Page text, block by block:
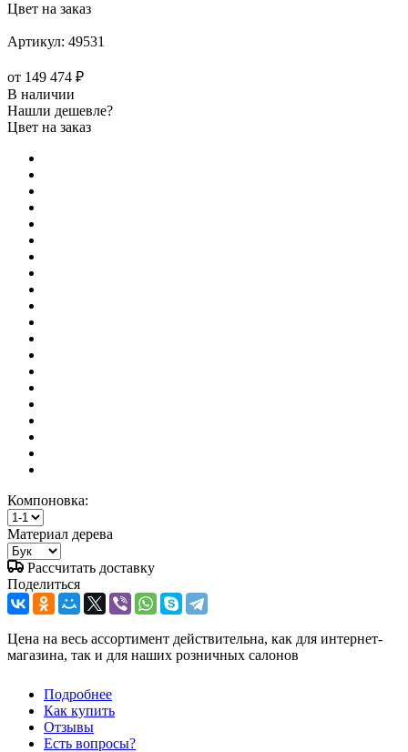
Цвет на заказ
Артикул: 49531
от 149 474 ₽
В наличии
Нашли дешевле?
Цвет на заказ
Компоновка:
Материал дерева
Рассчитать доставку
Поделиться
Цена на весь ассортимент действительна, как для интернет-
магазина, так и для наших розничных салонов
Подробнее
Как купить
Отзывы
Есть вопросы?